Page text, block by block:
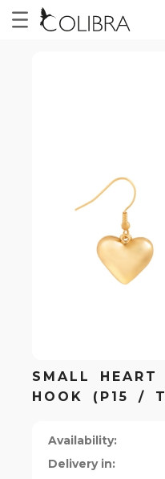
SMALL
HOOK (P15 /
Availability:
Delivery in: